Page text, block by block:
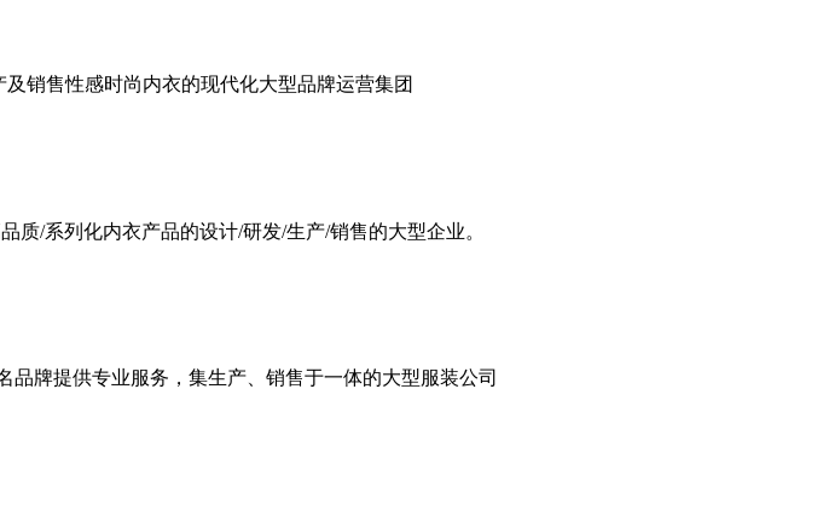
销售性感时尚内衣的现代化大型品牌运营集团
/系列化内衣产品的设计/研发/生产/销售的大型企业。
品牌提供专业服务，集生产、销售于一体的大型服装公司